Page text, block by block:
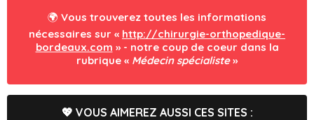
🌍 Vous trouverez toutes les informations
nécessaires sur « http://chirurgie-orthopedique-
bordeaux.com » - notre coup de coeur dans la
rubrique « Médecin spécialiste»
💖 VOUS AIMEREZ AUSSI CES SITES :